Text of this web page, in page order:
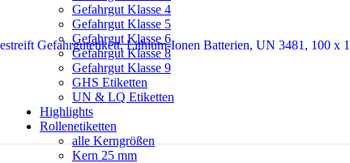
Gefahrgut Klasse 4
Gefahrgut Klasse 5
Gefahrgut Klasse 6
Gefahrgut Klasse 8
Gefahrgut Klasse 9
GHS Etiketten
UN & LQ Etiketten
Highlights
Rollenetiketten
alle Kerngrößen
Kern 25 mm
Gefahrgutetikett, Lithium-Ionen Batterien, UN 3481, 100 x